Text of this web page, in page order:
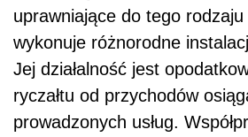
uprawniające do tego
wykonuje różnorodne
Jej działalność jest
ryczałtu od przychodów
prowadzonych usług.